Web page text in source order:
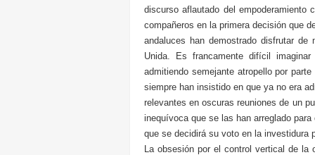
discurso aflautado del empoderamiento
compañeros en la primera decisión que
andaluces han demostrado disfrutar
Unida. Es francamente difícil
admitiendo semejante atropello por
siempre han insistido en que ya no era
relevantes en oscuras reuniones de un
inequívoca que se las han arreglado
que se decidirá su voto en la investidura
La obsesión por el control vertical de la